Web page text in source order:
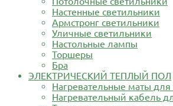
Настенные светильники
Армстронг светильники
Уличные светильники
Настольные лампы
Торшеры
Бра
ЭЛЕКТРИЧЕСКИЙ ТЕПЛЫЙ ПОЛ
Нагревательные маты для
Нагревательный кабель